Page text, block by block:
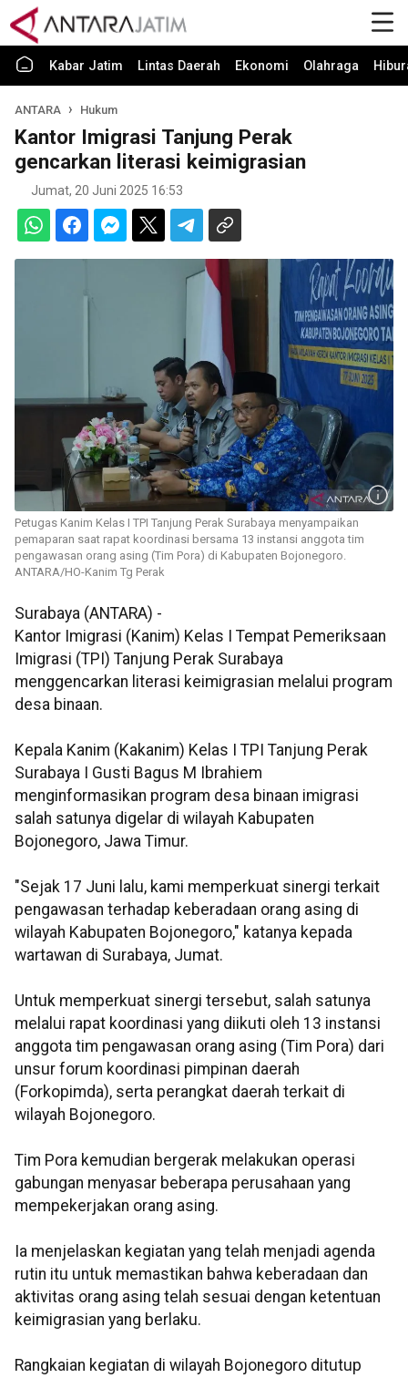
Kabar Jatim Lintas Daerah Ekonomi Olahraga
ANTARA Hukum
Kantor Imigrasi Tanjung Perak
gencarkan literasi keimigrasian
Jumat, 20 Juni 2025 16:53
Petugas Kanim Kelas I TPI Tanjung Perak Surabaya menyampaikan
pemaparan saat rapat koordinasi bersama 13 instansi anggota tim
pengawasan orang asing (Tim Pora) di Kabupaten Bojonegoro.
ANTARA/HO-Kanim Tg Perak
Surabaya (ANTARA) -
Kantor Imigrasi (Kanim) Kelas I Tempat Pemeriksaan
Imigrasi (TPI) Tanjung Perak Surabaya
menggencarkan literasi keimigrasian melalui program
desa binaan.
Kepala Kanim (Kakanim) Kelas I TPI Tanjung Perak
Surabaya I Gusti Bagus M Ibrahiem
menginformasikan program desa binaan imigrasi
salah satunya digelar di wilayah Kabupaten
Bojonegoro, Jawa Timur.
"Sejak 17 Juni lalu, kami memperkuat sinergi terkait
pengawasan terhadap keberadaan orang asing di
wilayah Kabupaten Bojonegoro," katanya kepada
wartawan di Surabaya, Jumat.
Untuk memperkuat sinergi tersebut, salah satunya
melalui rapat koordinasi yang diikuti oleh 13 instansi
anggota tim pengawasan orang asing (Tim Pora) dari
unsur forum koordinasi pimpinan daerah
(Forkopimda), serta perangkat daerah terkait di
wilayah Bojonegoro.
Tim Pora kemudian bergerak melakukan operasi
gabungan menyasar beberapa perusahaan yang
mempekerjakan orang asing.
Ia menjelaskan kegiatan yang telah menjadi agenda
rutin itu untuk memastikan bahwa keberadaan dan
aktivitas orang asing telah sesuai dengan ketentuan
keimigrasian yang berlaku.
Rangkaian kegiatan di wilayah Bojonegoro ditutup